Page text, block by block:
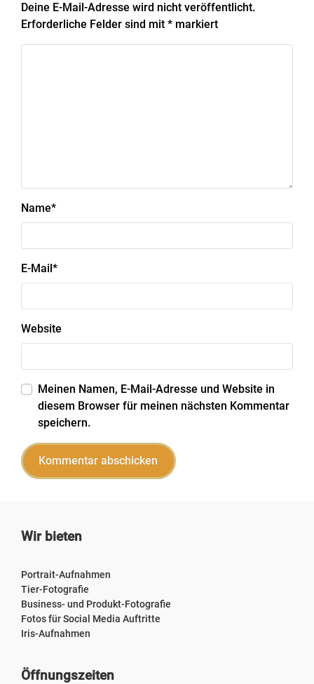
Deine E-Mail-Adresse wird nicht veröffentlicht.
Erforderliche Felder sind mit * markiert
Name*
E-Mail*
Website
Meinen Namen, E-Mail-Adresse und Website in
diesem Browser für meinen nächsten Kommentar
speichern.
Wir bieten
Portrait-Aufnahmen
Tier-Fotografie
Business- und Produkt-Fotografie
Fotos für Social Media Auftritte
Iris-Aufnahmen
Öffnungszeiten